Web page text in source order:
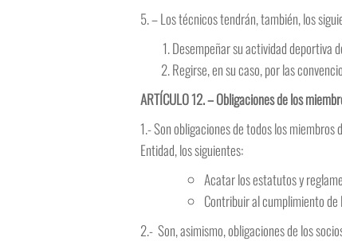
5. – Los técnicos tendrán, también, los
Desempeñar su actividad deportiva
Regirse, en su caso, por las
ARTÍCULO 12. – Obligaciones de los
1.- Son obligaciones de todos los
Entidad, los siguientes:
Acatar los estatutos y
Contribuir al cumplimiento de
2.- Son, asimismo, obligaciones de los